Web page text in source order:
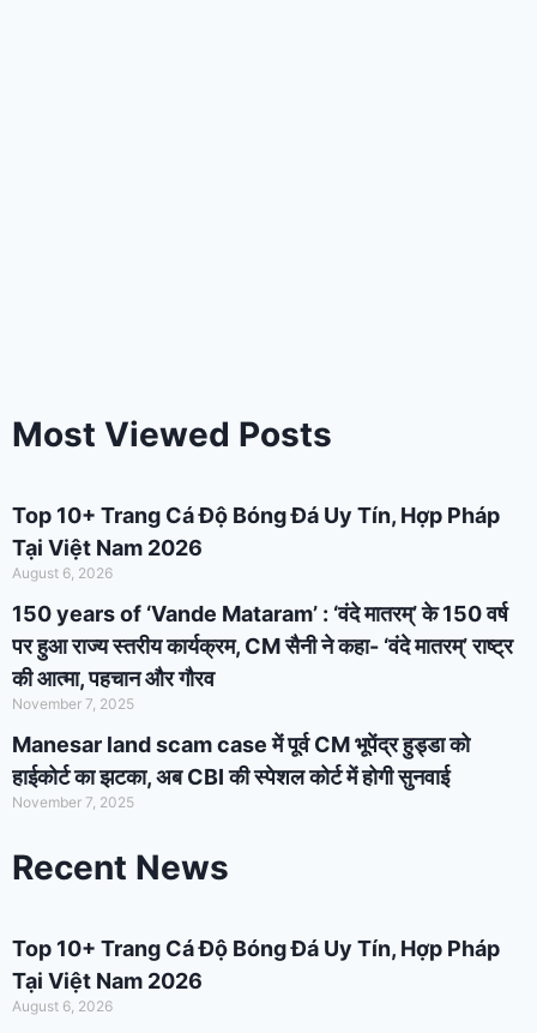
Most Viewed Posts
Top 10+ Trang Cá Độ Bóng Đá Uy Tín, Hợp Pháp
Tại Việt Nam 2026
August 6, 2026
150 years of ‘Vande Mataram’ : ‘वंदे मातरम्’ के 150 वर्ष
पर हुआ राज्य स्तरीय कार्यक्रम, CM सैनी ने कहा- ‘वंदे मातरम्’ राष्ट्र
की आत्मा, पहचान और गौरव
November 7, 2025
Manesar land scam case में पूर्व CM भूपेंद्र हुड्डा को
हाईकोर्ट का झटका, अब CBI की स्पेशल कोर्ट में होगी सुनवाई
November 7, 2025
Recent News
Top 10+ Trang Cá Độ Bóng Đá Uy Tín, Hợp Pháp
Tại Việt Nam 2026
August 6, 2026